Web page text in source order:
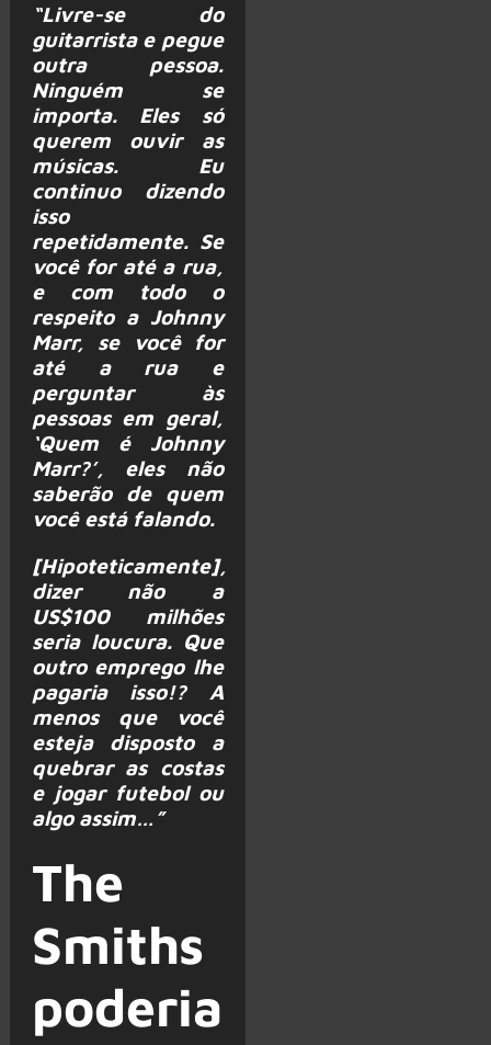
“Livre-se do
guitarrista e pegue
outra pessoa.
Ninguém se
importa. Eles só
querem ouvir as
músicas. Eu
continuo dizendo
isso
repetidamente. Se
você for até a rua,
e com todo o
respeito a Johnny
Marr, se você for
até a rua e
perguntar às
pessoas em geral,
‘Quem é Johnny
Marr?’, eles não
saberão de quem
você está falando.
[Hipoteticamente],
dizer não a
US$100 milhões
seria loucura. Que
outro emprego lhe
pagaria isso!? A
menos que você
esteja disposto a
quebrar as costas
e jogar futebol ou
algo assim…”
The
Smiths
poderia